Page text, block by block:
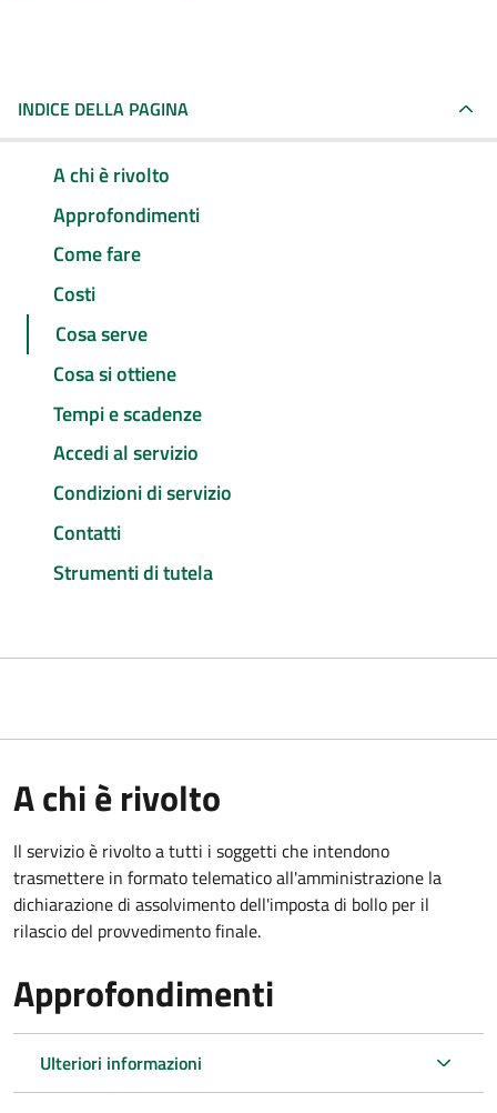
INDICE DELLA PAGINA
A chi è rivolto
Approfondimenti
Come fare
Costi
Cosa serve
Cosa si ottiene
Tempi e scadenze
Accedi al servizio
Condizioni di servizio
Contatti
Strumenti di tutela
A chi è rivolto
Il servizio è rivolto a tutti i soggetti che intendono
trasmettere in formato telematico all'amministrazione la
dichiarazione di assolvimento dell'imposta di bollo per il
rilascio del provvedimento finale.
Approfondimenti
Ulteriori informazioni